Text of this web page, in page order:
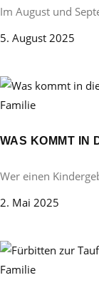
Im August und
5. August 2025
Familie
WAS KOMMT IN
Wer einen
2. Mai 2025
Familie